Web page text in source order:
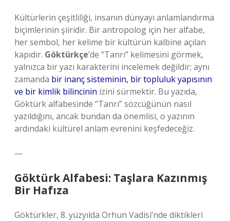
Kültürlerin çeşitliliği, insanın dünyayı anlamlandırma
biçimlerinin şiiridir. Bir antropolog için her alfabe,
her sembol, her kelime bir kültürün kalbine açılan
kapıdır. Göktürkçe’de “Tanrı” kelimesini görmek,
yalnızca bir yazı karakterini incelemek değildir; aynı
zamanda bir inanç sisteminin, bir topluluk yapısının
ve bir kimlik bilincinin izini sürmektir. Bu yazıda,
Göktürk alfabesinde “Tanrı” sözcüğünün nasıl
yazıldığını, ancak bundan da önemlisi, o yazının
ardındaki kültürel anlam evrenini keşfedeceğiz.
—
Göktürk Alfabesi: Taşlara Kazınmış
Bir Hafıza
Göktürkler, 8. yüzyılda Orhun Vadisi’nde diktikleri